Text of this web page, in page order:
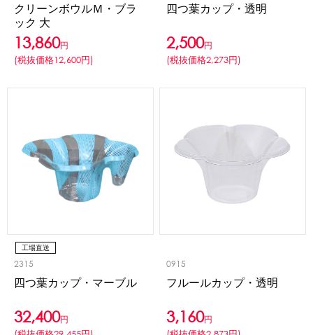
クリーンボウルＭ・ブラ
ック 大
13,860円
(税抜価格12,600円)
四つ葉カップ・透明
2,500円
(税抜価格2,273円)
工場直送
2315
四つ葉カップ・マーブル
32,400円
0915
フルールカップ・透明
3,160円